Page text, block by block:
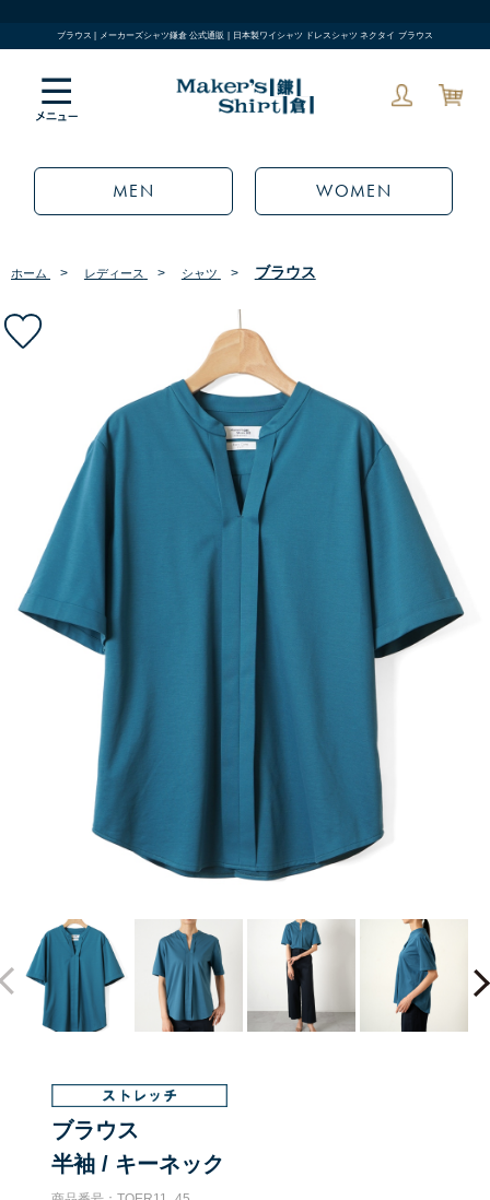
ブラウス | メーカーズシャツ鎌倉 公式通販 | 日本製ワイシャツ ドレスシャツ ネクタイ ブラウス
MEN WOMEN
ホーム > レディース > シャツ > ブラウス
ブラウス
半袖 / キーネック